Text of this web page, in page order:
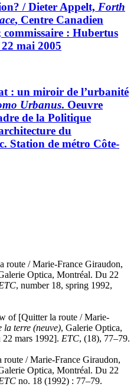
/ Dieter Appelt, Forth
, Centre Canadien
: Hubertus
mai 2005
: un miroir de l’urbanité
Urbanus. Oeuvre
de la Politique
du
Station de métro Côte-
route / Marie-France Giraudon,
Optica, Montréal. Du 22
, number 18, spring 1992,
of [Quitter la route / Marie-
la terre (neuve), Galerie Optica,
mars 1992]. ETC, (18), 77–79.
/ Marie-France Giraudon,
Optica, Montréal. Du 22
no. 18 (1992) : 77–79.